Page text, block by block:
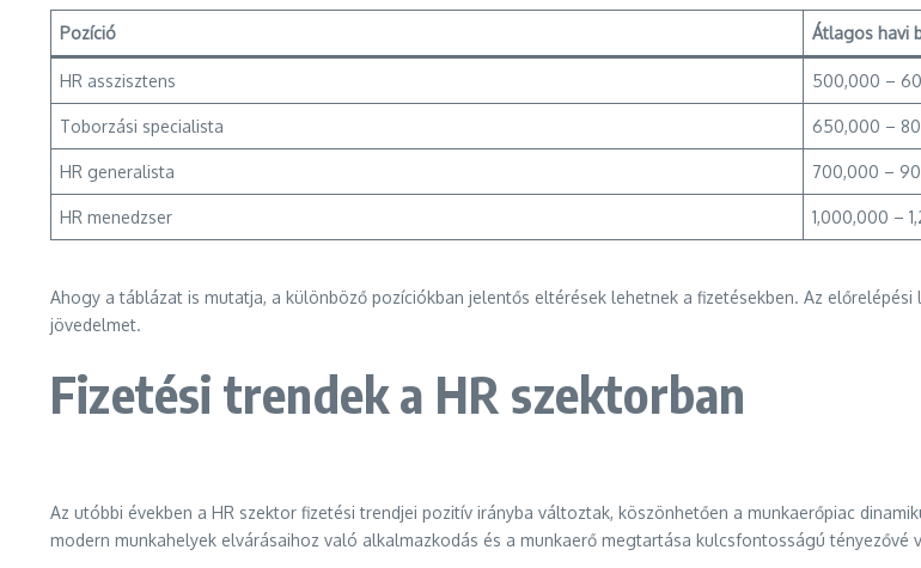
Pozíció Átlagos havi
HR asszisztens 500,000 –
Toborzási specialista 650,000 –
HR generalista 700,000 –
HR menedzser 1,000,000 –
Ahogy a táblázat is mutatja, a különböző pozíciókban jelentős eltérések lehetnek a fizetésekben. Az
jövedelmet.
Fizetési trendek a HR szektorban
Az utóbbi években a HR szektor fizetési trendjei pozitív irányba változtak, köszönhetően a munkaerőpiac
modern munkahelyek elvárásaihoz való alkalmazkodás és a munkaerő megtartása kulcsfontosságú